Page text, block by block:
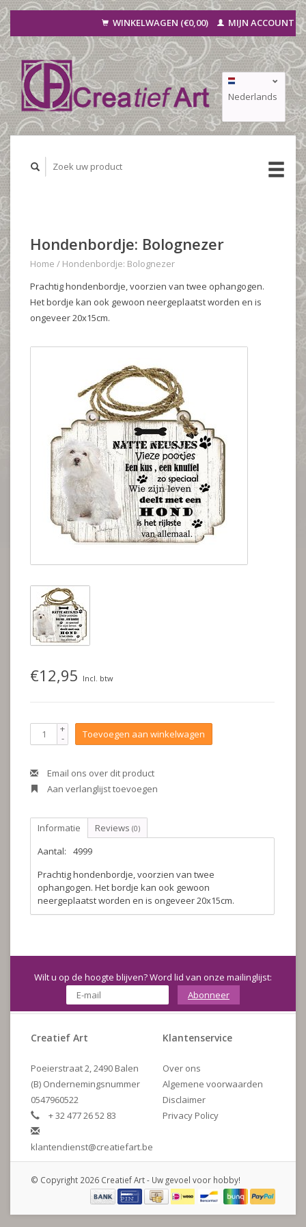
WINKELWAGEN (€0,00) MIJN ACCOUNT
Nederlands
Deutsch
Hondenbordje: Bolognezer
Home / Hondenbordje: Bolognezer
Prachtig hondenbordje, voorzien van twee ophangogen.
Het bordje kan ook gewoon neergeplaatst worden en is
ongeveer 20x15cm.
€12,95 Incl. btw
+
- Toevoegen aan winkelwagen
Email ons over dit product
Aan verlanglijst toevoegen
Informatie Reviews (0)
Aantal:
4999
Prachtig hondenbordje, voorzien van twee
ophangogen. Het bordje kan ook gewoon
neergeplaatst worden en is ongeveer 20x15cm.
Wilt u op de hoogte blijven? Word lid van onze mailinglijst:
Abonneer
Creatief Art
Poeierstraat 2, 2490 Balen
(B) Ondernemingsnummer
0547960522
+ 32 477 26 52 83
klantendienst@creatiefart.be
Klantenservice
Over ons
Algemene voorwaarden
Disclaimer
Privacy Policy
© Copyright 2026 Creatief Art - Uw gevoel voor hobby!